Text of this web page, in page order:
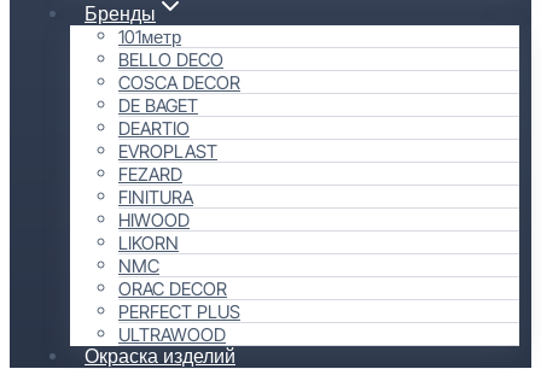
Бренды
101метр
BELLO DECO
COSCA DECOR
DE BAGET
DEARTIO
EVROPLAST
FEZARD
FINITURA
HIWOOD
LIKORN
NMC
ORAC DECOR
PERFECT PLUS
ULTRAWOOD
Окраска изделий